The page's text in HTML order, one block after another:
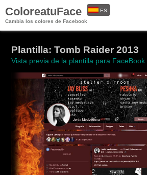
ColoreatuFace
Cambia los colores de Facebook
ES
Plantilla: Tomb Raider 2013
Vista previa de la plantilla para FaceBook